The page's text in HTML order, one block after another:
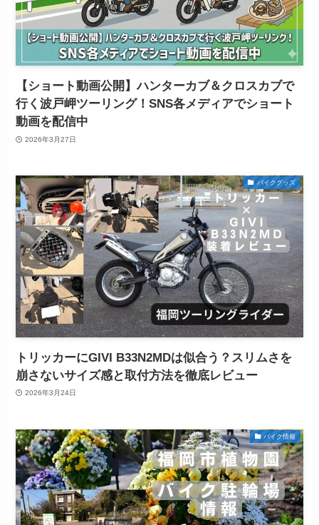
【ショート動画公開】ハンターカブ＆クロスカブで
行く波戸岬ツーリング！SNS各メディアでショート
動画を配信中
2026年3月27日
バイクグッズ
トリッカーにGIVI B33N2MDは似合う？スリムさを
崩さないサイズ感と取付方法を徹底レビュー
2026年3月24日
バイク情報